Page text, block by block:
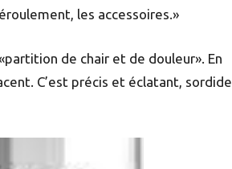
les accessoires.»
de chair et de douleur». En
C’est précis et éclatant, sordide